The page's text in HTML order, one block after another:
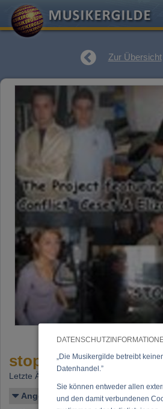
„Die Musikergilde betreibt
Datenhandel.”
Sie können entweder allen
und den damit verbundenen
Zur Übersicht
stop it now
Letzte Änderung: 20.06.2006
Angelegt von